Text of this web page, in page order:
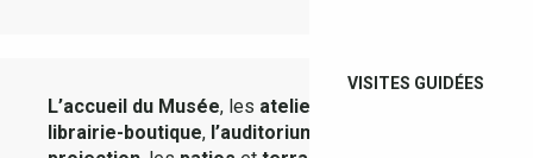
VISITES GUIDÉES
L’accueil du Musée, les ateliers pédagogiques
librairie-boutique, l’auditorium-salle de